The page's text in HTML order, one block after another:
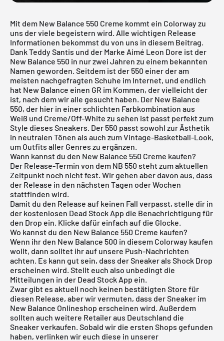
Mit dem New Balance 550 Creme kommt ein Colorway zu
uns der viele begeistern wird. Alle wichtigen Release
Informationen bekommst du von uns in diesem Beitrag.
Dank Teddy Santis und der Marke Aimé Leon Dore ist der
New Balance 550 in nur zwei Jahren zu einem bekannten
Namen geworden. Seitdem ist der 550 einer der am
meisten nachgefragten Schuhe im Internet, und endlich
hat New Balance einen GR im Kommen, der vielleicht der
ist, nach dem wir alle gesucht haben. Der New Balance
550, der hier in einer schlichten Farbkombination aus
Weiß und Creme/Off-White zu sehen ist passt perfekt zum
Style dieses Sneakers. Der 550 passt sowohl zur Ästhetik
in neutralen Tönen als auch zum Vintage-Basketball-Look,
um Outfits aller Genres zu ergänzen.
Wann kannst du den New Balance 550 Creme kaufen?
Der Release-Termin von dem NB 550 steht zum aktuellen
Zeitpunkt noch nicht fest. Wir gehen aber davon aus, dass
der Release in den nächsten Tagen oder Wochen
stattfinden wird.
Damit du den Release auf keinen Fall verpasst, stelle dir in
der kostenlosen Dead Stock App die Benachrichtigung für
den Drop ein. Klicke dafür einfach auf die Glocke.
Wo kannst du den New Balance 550 Creme kaufen?
Wenn ihr den New Balance 500 in diesem Colorway kaufen
wollt, dann solltet ihr auf unsere Push-Nachrichten
achten. Es kann gut sein, dass der Sneaker als Shock Drop
erscheinen wird. Stellt euch also unbedingt die
Mitteilungen in der Dead Stock App ein.
Zwar gibt es aktuell noch keinen bestätigten Store für
diesen Release, aber wir vermuten, dass der Sneaker im
New Balance Onlineshop erscheinen wird. Außerdem
sollten auch weitere Retailer aus Deutschland die
Sneaker verkaufen. Sobald wir die ersten Shops gefunden
haben, verlinken wir euch diese in unserer